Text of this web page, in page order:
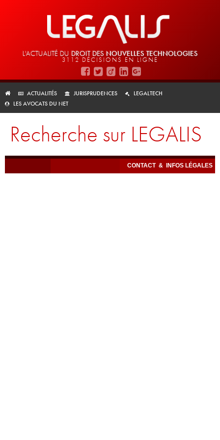
L'ACTUALITÉ DU DROIT DES NOUVELLES TECHNOLOGIES
3112 DÉCISIONS EN LIGNE
ACTUALITÉS JURISPRUDENCES
LEGALTECH
LES AVOCATS DU NET
Recherche sur LEGALIS
CONTACT & INFOS LÉGALES